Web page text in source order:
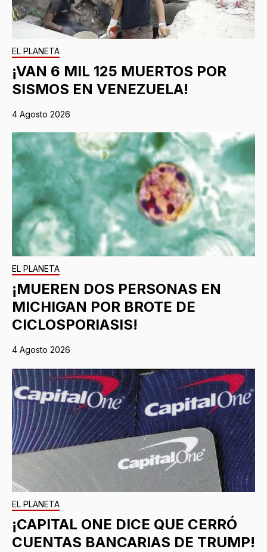
EL PLANETA
¡VAN 6 MIL 125 MUERTOS POR
SISMOS EN VENEZUELA!
4 Agosto 2026
EL PLANETA
¡MUEREN DOS PERSONAS EN
MICHIGAN POR BROTE DE
CICLOSPORIASIS!
4 Agosto 2026
EL PLANETA
¡CAPITAL ONE DICE QUE CERRÓ
CUENTAS BANCARIAS DE TRUMP!